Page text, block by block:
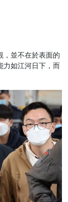
，並不在於表面的
力如江河日下，而